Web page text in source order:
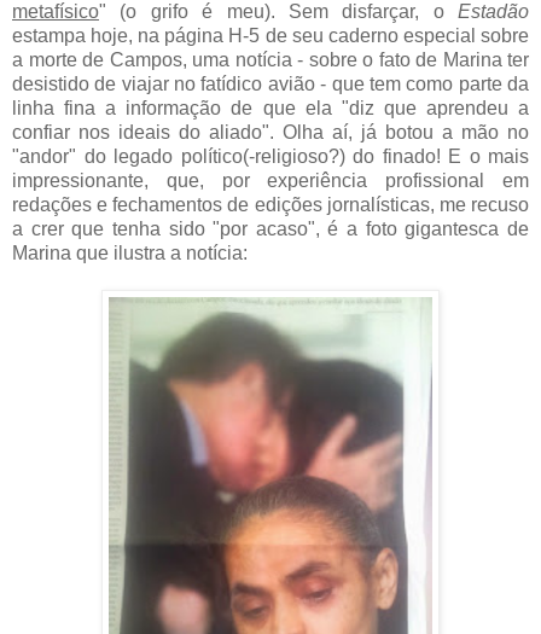
metafísico" (o grifo é meu). Sem disfarçar, o Estadão
estampa hoje, na página H-5 de seu caderno especial sobre
a morte de Campos, uma notícia - sobre o fato de Marina ter
desistido de viajar no fatídico avião - que tem como parte da
linha fina a informação de que ela "diz que aprendeu a
confiar nos ideais do aliado". Olha aí, já botou a mão no
"andor" do legado político(-religioso?) do finado! E o mais
impressionante, que, por experiência profissional em
redações e fechamentos de edições jornalísticas, me recuso
a crer que tenha sido "por acaso", é a foto gigantesca de
Marina que ilustra a notícia: